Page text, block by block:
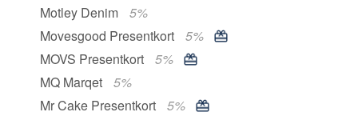
Motley Denim
5%
Movesgood Presentkort
5%
MOVS Presentkort
5%
MQ Marqet
5%
Mr Cake Presentkort
5%